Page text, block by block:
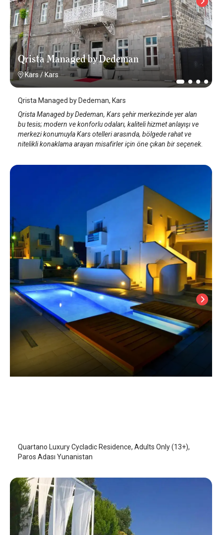
Qrista Managed by Dedeman
Kars / Kars
Qrista Managed by Dedeman, Kars
Qrista Managed by Dedeman, Kars şehir merkezinde yer alan
bu tesis; modern ve konforlu odaları, kaliteli hizmet anlayışı ve
merkezi konumuyla Kars otelleri arasında, bölgede rahat ve
nitelikli konaklama arayan misafirler için öne çıkan bir seçenek.
Quartano Luxury Cycladic Residence, Adults Only (13+),
Paros Adası Yunanistan